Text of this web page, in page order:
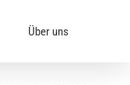
Über uns